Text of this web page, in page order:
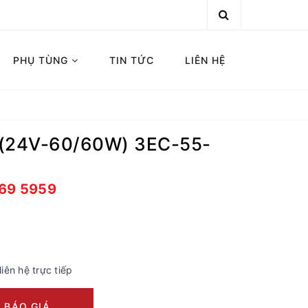
PHỤ TÙNG TIN TỨC LIÊN HỆ
60/60W) 3EC-55-
5959
hệ trực tiếp